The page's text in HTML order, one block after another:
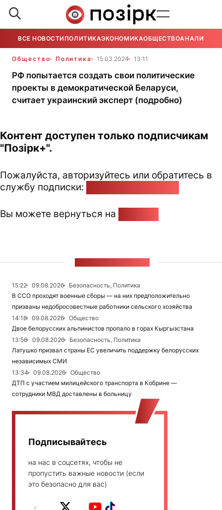
ВСЕ НОВОСТИ ПОЛИТИКАЭКОНОМИКАОБЩЕСТВОАНАЛИТИКА
Общество Политика 15.03.2024 13:11
РФ попытается создать свои политические
проекты в демократической Беларуси,
считает украинский эксперт (подробно)
Контент доступен только подписчикам
"Позірк+".
Пожалуйста, авторизуйтесь или обратитесь в
службу подписки:
Вы можете вернуться на
15:22 09.08.2026
Безопасность, Политика
В ССО проходят военные сборы — на них предположительно
призваны недобросовестные работники сельского хозяйства
14:18
09.08.2026
Общество
Двое белорусских альпинистов пропало в горах Кыргызстана
13:56
09.08.2026
Безопасность, Политика
Латушко призвал страны ЕС увеличить поддержку белорусских
независимых СМИ
13:34
09.08.2026
Общество
ДТП с участием милицейского транспорта в Кобрине —
сотрудники МВД доставлены в больницу
Подписывайтесь
на нас в соцсетях, чтобы не
пропустить важные новости (если
это безопасно для вас)